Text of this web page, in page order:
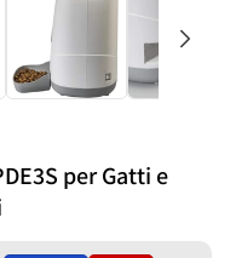
per Gatti e